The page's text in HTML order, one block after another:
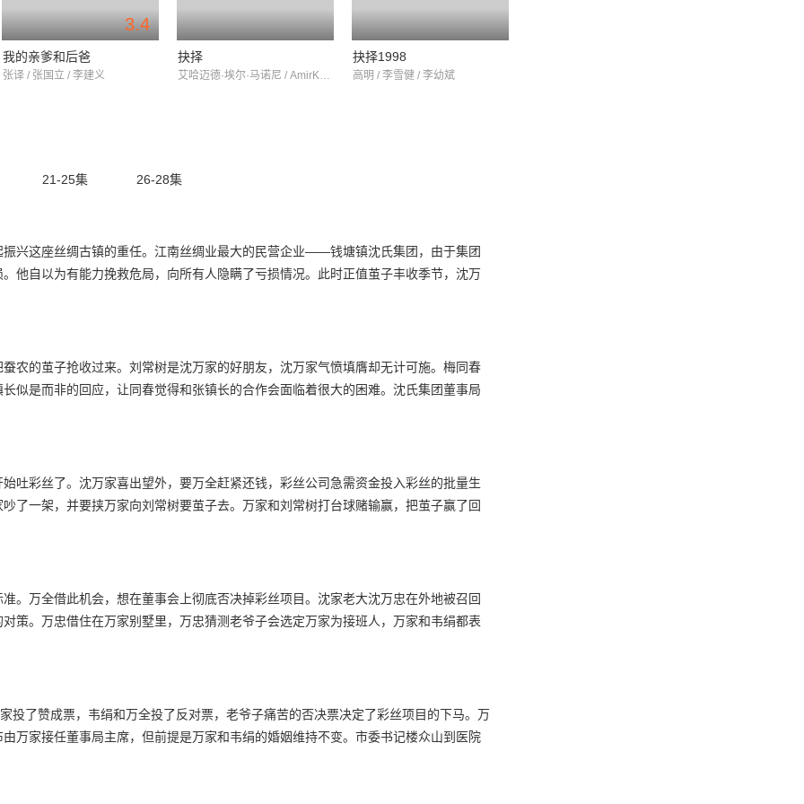
3.4
我的亲爹和后爸
张译 / 张国立 / 李建义
抉择
艾哈迈德·埃尔·马诺尼 / AmirKarara / AbedAnani
抉择1998
高明 / 李雪健 / 李幼斌
21-25集 26-28集
兴这座丝绸古镇的重任。江南丝绸业最大的民营企业——钱塘镇沈氏集团，由于集团
他自以为有能力挽救危局，向所有人隐瞒了亏损情况。此时正值茧子丰收季节，沈万
农的茧子抢收过来。刘常树是沈万家的好朋友，沈万家气愤填膺却无计可施。梅同春
似是而非的回应，让同春觉得和张镇长的合作会面临着很大的困难。沈氏集团董事局
吐彩丝了。沈万家喜出望外，要万全赶紧还钱，彩丝公司急需资金投入彩丝的批量生
了一架，并要挟万家向刘常树要茧子去。万家和刘常树打台球赌输赢，把茧子赢了回
。万全借此机会，想在董事会上彻底否决掉彩丝项目。沈家老大沈万忠在外地被召回
策。万忠借住在万家别墅里，万忠猜测老爷子会选定万家为接班人，万家和韦绢都表
投了赞成票，韦绢和万全投了反对票，老爷子痛苦的否决票决定了彩丝项目的下马。万
万家接任董事局主席，但前提是万家和韦绢的婚姻维持不变。市委书记楼众山到医院